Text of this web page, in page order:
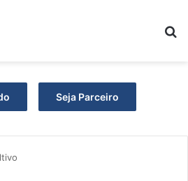
Seja Parceiro